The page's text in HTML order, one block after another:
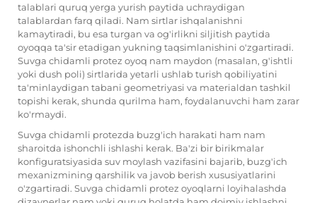
talablari quruq yerga yurish paytida uchraydigan
talablardan farq qiladi. Nam sirtlar ishqalanishni
kamaytiradi, bu esa turgan va og'irlikni siljitish paytida
oyoqqa ta'sir etadigan yukning taqsimlanishini o'zgartiradi.
Suvga chidamli protez oyoq nam maydon (masalan, g'ishtli
yoki dush poli) sirtlarida yetarli ushlab turish qobiliyatini
ta'minlaydigan tabani geometriyasi va materialdan tashkil
topishi kerak, shunda qurilma ham, foydalanuvchi ham zarar
ko'rmaydi.
Suvga chidamli protezda buzg'ich harakati ham nam
sharoitda ishonchli ishlashi kerak. Ba'zi bir birikmalar
konfiguratsiyasida suv moylash vazifasini bajarib, buzg'ich
mexanizmining qarshilik va javob berish xususiyatlarini
o'zgartiradi. Suvga chidamli protez oyoqlarni loyihalashda